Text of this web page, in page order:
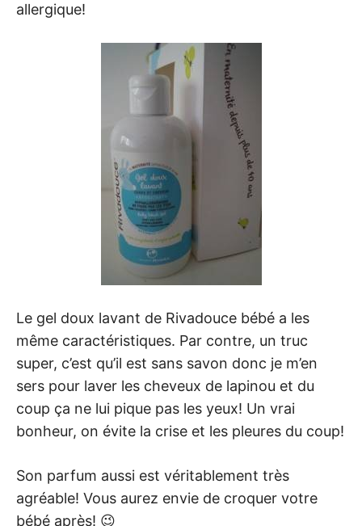
allergique!
Le gel doux lavant de Rivadouce bébé a les
même caractéristiques. Par contre, un truc
super, c’est qu’il est sans savon donc je m’en
sers pour laver les cheveux de lapinou et du
coup ça ne lui pique pas les yeux! Un vrai
bonheur, on évite la crise et les pleures du coup!
Son parfum aussi est véritablement très
agréable! Vous aurez envie de croquer votre
bébé après! 😉